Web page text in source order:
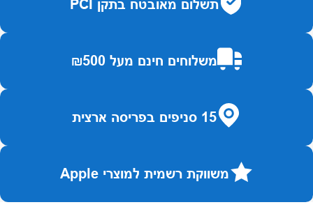
האם ניתן להחזיר מוצר?כן, בהתאם לחוק הגנת הצרכן ובאריזה המקורית
תשלום מאובטח בתקן PCI
משלוחים חינם מעל ₪500
15 סניפים בפריסה ארצית
משווקת רשמית למוצרי Apple